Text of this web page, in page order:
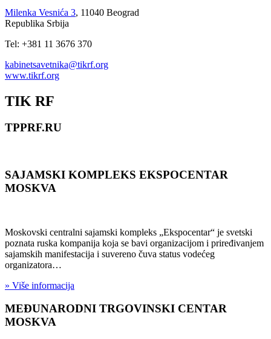
Milenka Vesnića 3, 11040 Beograd
Republika Srbija
Tel: +381 11 3676 370
kabinetsavetnika@tikrf.org
www.tikrf.org
TIK RF
TPPRF.RU
SAJAMSKI KOMPLEKS EKSPOCENTAR
MOSKVA
Moskovski centralni sajamski kompleks „Ekspocentar“ je svetski
poznata ruska kompanija koja se bavi organizacijom i priređivanjem
sajamskih manifestacija i suvereno čuva status vodećeg
organizatora…
» Više informacija
MEĐUNARODNI TRGOVINSKI CENTAR
MOSKVA